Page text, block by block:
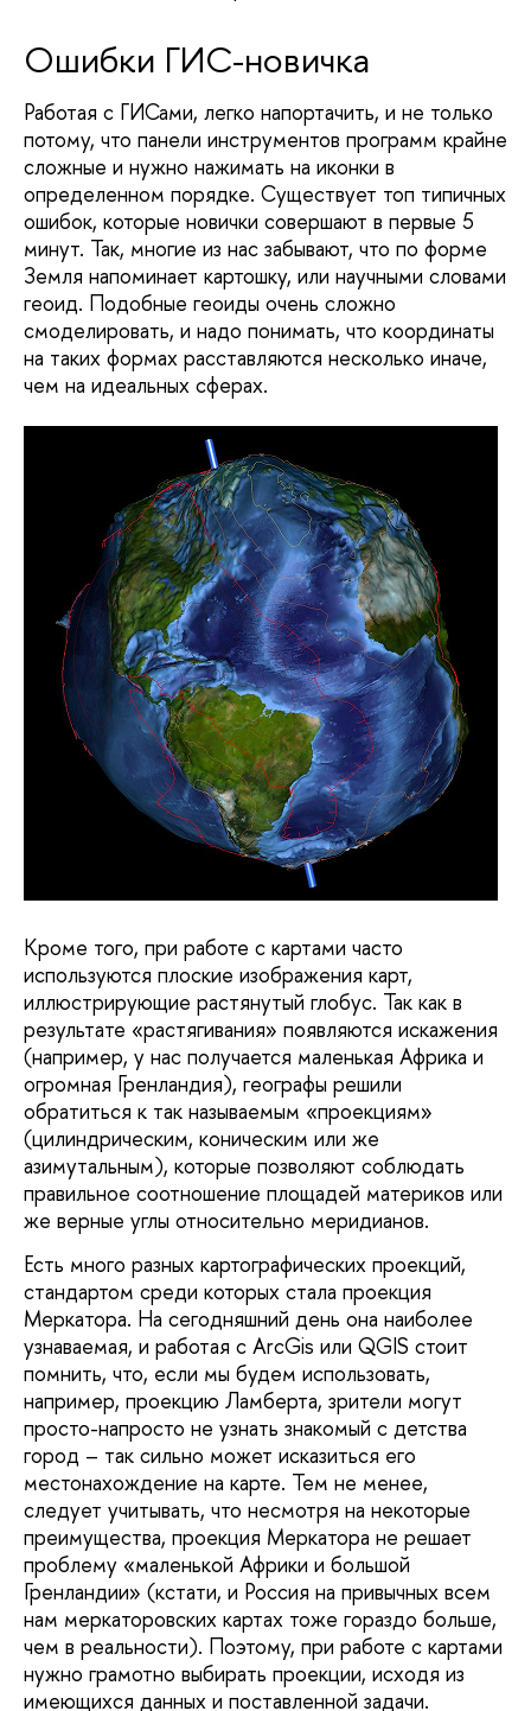
Ошибки ГИС-новичка
Работая с ГИСами, легко напортачить, и не только
потому, что панели инструментов программ крайне
сложные и нужно нажимать на иконки в
определенном порядке. Существует топ типичных
ошибок, которые новички совершают в первые 5
минут. Так, многие из нас забывают, что по форме
Земля напоминает картошку, или научными словами
геоид. Подобные геоиды очень сложно
смоделировать, и надо понимать, что координаты
на таких формах расставляются несколько иначе,
чем на идеальных сферах.
Кроме того, при работе с картами часто
используются плоские изображения карт,
иллюстрирующие растянутый глобус. Так как в
результате «растягивания» появляются искажения
(например, у нас получается маленькая Африка и
огромная Гренландия), географы решили
обратиться к так называемым «проекциям»
(цилиндрическим, коническим или же
азимутальным), которые позволяют соблюдать
правильное соотношение площадей материков или
же верные углы относительно меридианов.
Есть много разных картографических проекций,
стандартом среди которых стала проекция
Меркатора. На сегодняшний день она наиболее
узнаваемая, и работая с ArcGis или QGIS стоит
помнить, что, если мы будем использовать,
например, проекцию Ламберта, зрители могут
просто-напросто не узнать знакомый с детства
город – так сильно может исказиться его
местонахождение на карте. Тем не менее,
следует учитывать, что несмотря на некоторые
преимущества, проекция Меркатора не решает
проблему «маленькой Африки и большой
Гренландии» (кстати, и Россия на привычных всем
нам меркаторовских картах тоже гораздо больше,
чем в реальности). Поэтому, при работе с картами
нужно грамотно выбирать проекции, исходя из
имеющихся данных и поставленной задачи.